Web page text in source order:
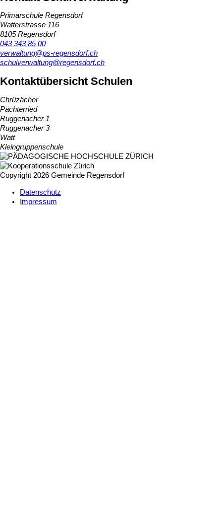
Primarschule Regensdorf
Watterstrasse 116
8105 Regensdorf
043 343 85 00
verwaltung@ps-regensdorf.ch
schulverwaltung@regensdorf.ch
Kontaktübersicht Schulen
Chrüzächer
Pächterried
Ruggenacher 1
Ruggenacher 3
Watt
Kleingruppenschule
Copyright 2026 Gemeinde Regensdorf
Datenschutz
Impressum